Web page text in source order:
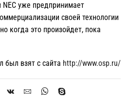
NEC уже предпринимает
своей технологии
когда это произойдет, пока
был взят с сайта http://www.osp.ru/